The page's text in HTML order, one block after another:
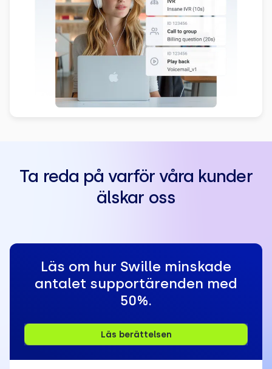
Ta reda på varför våra kunder
älskar oss
Läs om hur Swille minskade
antalet supportärenden med
50%.
Läs berättelsen